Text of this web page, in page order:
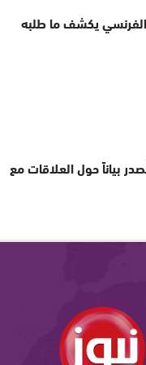
الفرنسي يكشف ما طلبه
بياناً حول العلاقات مع